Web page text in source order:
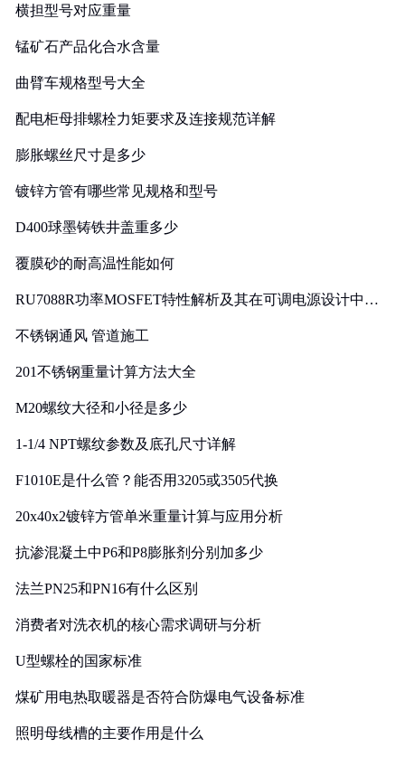
横担型号对应重量
锰矿石产品化合水含量
曲臂车规格型号大全
配电柜母排螺栓力矩要求及连接规范详解
膨胀螺丝尺寸是多少
镀锌方管有哪些常见规格和型号
D400球墨铸铁井盖重多少
覆膜砂的耐高温性能如何
RU7088R功率MOSFET特性解析及其在可调电源设计中的
不锈钢通风 管道施工
201不锈钢重量计算方法大全
M20螺纹大径和小径是多少
1-1/4 NPT螺纹参数及底孔尺寸详解
F1010E是什么管？能否用3205或3505代换
20x40x2镀锌方管单米重量计算与应用分析
抗渗混凝土中P6和P8膨胀剂分别加多少
法兰PN25和PN16有什么区别
消费者对洗衣机的核心需求调研与分析
U型螺栓的国家标准
煤矿用电热取暖器是否符合防爆电气设备标准
照明母线槽的主要作用是什么